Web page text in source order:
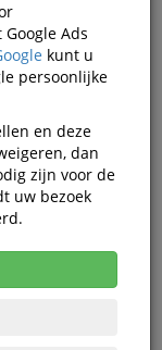
prijsoverzicht
Ads
kunt u
persoonlijke
en deze
dan
zijn voor de
uw bezoek